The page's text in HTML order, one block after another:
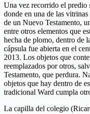
Una vez recorrido el
donde en una de las
de un Nuevo Testamento,
entre otros elementos que
hecha de plomo, dentro de
cápsula fue abierta en el
2013. Los objetos que
reemplazados por otros,
Testamento, que perdura.
objetos que hay dentro de
tradicional Ward cumpla
La capilla del colegio